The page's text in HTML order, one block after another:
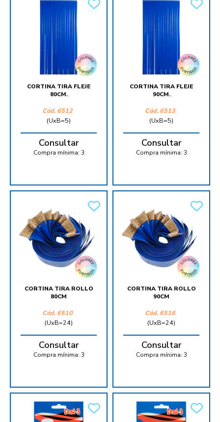
CORTINA TIRA FLEJE
80CM.
Cód. 6512
(UxB=5)
Consultar
Compra mínima: 3
CORTINA TIRA FLEJE
90CM.
Cód. 6513
(UxB=5)
Consultar
Compra mínima: 3
CORTINA TIRA ROLLO
80CM
Cód. 6510
(UxB=24)
Consultar
Compra mínima: 3
CORTINA TIRA ROLLO
90CM
Cód. 6516
(UxB=24)
Consultar
Compra mínima: 3